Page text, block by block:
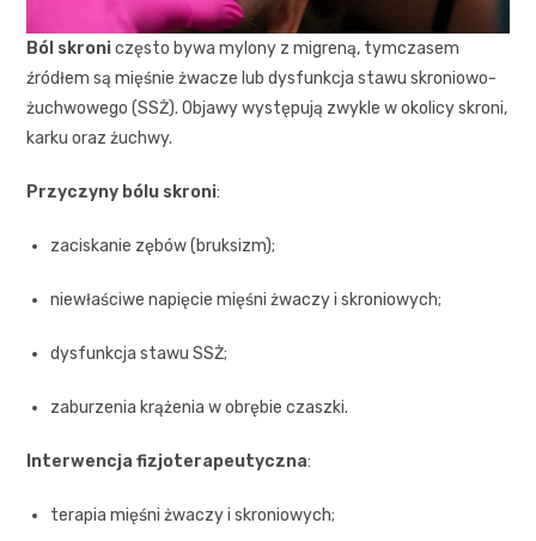
Ból skroniczęsto bywa mylony z migreną, tymczasem
źródłem są mięśnie żwacze lub dysfunkcja stawu skroniowo-
żuchwowego (SSŻ). Objawy występują zwykle w okolicy skroni,
karku oraz żuchwy.
Przyczyny bólu skroni:
zaciskanie zębów (bruksizm);
niewłaściwe napięcie mięśni żwaczy i skroniowych;
dysfunkcja stawu SSŻ;
zaburzenia krążenia w obrębie czaszki.
Interwencja fizjoterapeutyczna:
terapia mięśni żwaczy i skroniowych;